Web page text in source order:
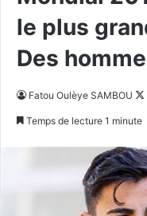
le plus
Des
Fatou Oulèye SAMBOU
Temps de lecture 1 minute